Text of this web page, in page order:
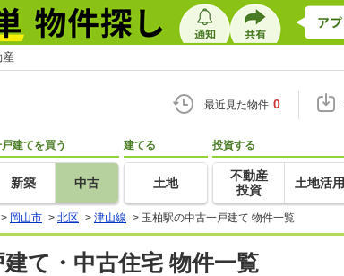
最近見た物件 0
建てを買う
新築 中古
建てる
土地
投資する
不動産
投資
土地活用
> 岡山市 > 北区 > 津山線 > 玉柏駅の中古一戸建て 物件一覧
て・中古住宅 物件一覧